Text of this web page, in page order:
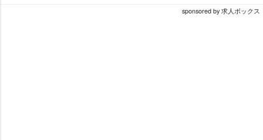
sponsored by 求人ボックス